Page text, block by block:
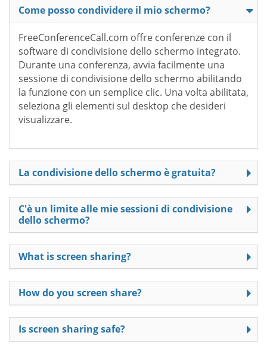
Come posso condividere il mio schermo?
FreeConferenceCall.com offre conferenze con il
software di condivisione dello schermo integrato.
Durante una conferenza, avvia facilmente una
sessione di condivisione dello schermo abilitando
la funzione con un semplice clic. Una volta abilitata,
seleziona gli elementi sul desktop che desideri
visualizzare.
La condivisione dello schermo è gratuita?
C'è un limite alle mie sessioni di condivisione
dello schermo?
What is screen sharing?
How do you screen share?
Is screen sharing safe?